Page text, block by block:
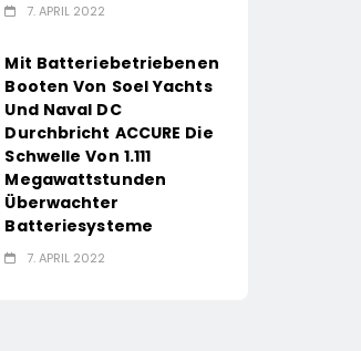
7. APRIL 2022
Mit Batteriebetriebenen
Booten Von Soel Yachts
Und Naval DC
Durchbricht ACCURE Die
Schwelle Von 1.111
Megawattstunden
Überwachter
Batteriesysteme
7. APRIL 2022